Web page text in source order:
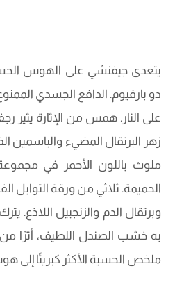
يتعدى جيفنشي على الهوس
دو بارفيوم. الدافع الجسدي
على النار. همس من الإثارة يثير
زهر البرتقال المضيء والياسمين
ملوث باللون الأحمر في
الحميمة. ثلاثي من ورقة التوابل
وبرتقال الدم والزنجبيل اللاذع.
به خشب الصندل اللطيف، أثرًا من
ملخص الحسية الأكثر كبريتًا إلى